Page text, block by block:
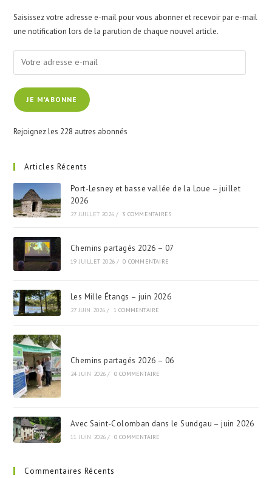
Saisissez votre adresse e-mail pour vous abonner et recevoir par e-mail
une notification lors de la parution de chaque nouvel article.
Votre
adresse
e-
mailJE M'ABONNE
Rejoignez les 228 autres abonnés
Articles Récents
Port-Lesney et basse vallée de la Loue – juillet
2026
27 JUILLET 2026 / 3 COMMENTAIRES
Chemins partagés 2026 – 07
19 JUILLET 2026 / 0 COMMENTAIRE
Les Mille Étangs – juin 2026
27 JUIN 2026 / 1 COMMENTAIRE
Chemins partagés 2026 – 06
24 JUIN 2026 / 0 COMMENTAIRE
Avec Saint-Colomban dans le Sundgau – juin 2026
11 JUIN 2026 / 0 COMMENTAIRE
Commentaires Récents